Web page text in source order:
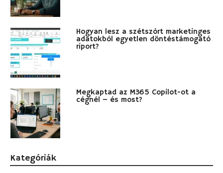
Hogyan lesz a szétszórt marketinges
adatokból egyetlen döntéstámogató
riport?
Megkaptad az M365 Copilot-ot a
cégnél – és most?
Kategóriák